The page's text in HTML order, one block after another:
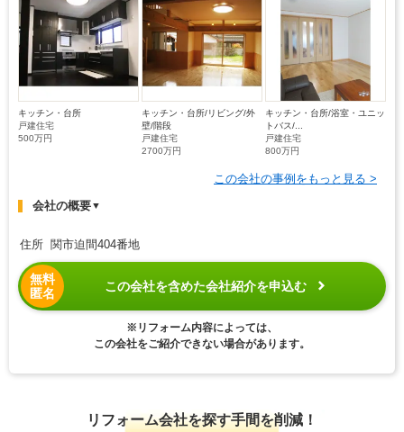
キッチン・台所
戸建住宅
500万円
キッチン・台所/リビング/外
壁/階段
戸建住宅
2700万円
キッチン・台所/浴室・ユニッ
トバス/...
戸建住宅
800万円
この会社の事例をもっと見る >
会社の概要▼
住所 関市迫間404番地
無料
匿名
この会社を含めた会社紹介を申込む
※リフォーム内容によっては、
この会社をご紹介できない場合があります。
リフォーム会社を探す手間を削減！